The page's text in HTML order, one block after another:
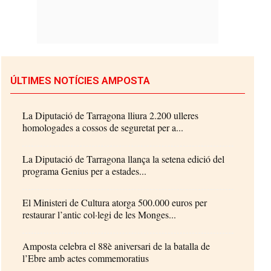
ÚLTIMES NOTÍCIES AMPOSTA
La Diputació de Tarragona lliura 2.200 ulleres
homologades a cossos de seguretat per a...
La Diputació de Tarragona llança la setena edició del
programa Genius per a estades...
El Ministeri de Cultura atorga 500.000 euros per
restaurar l’antic col·legi de les Monges...
Amposta celebra el 88è aniversari de la batalla de
l’Ebre amb actes commemoratius